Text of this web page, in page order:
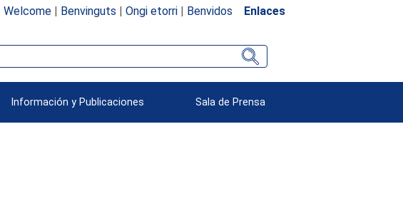
Welcome| Benvinguts | Ongi etorri| Benvidos Enlaces
Información y Publicaciones Sala de Prensa